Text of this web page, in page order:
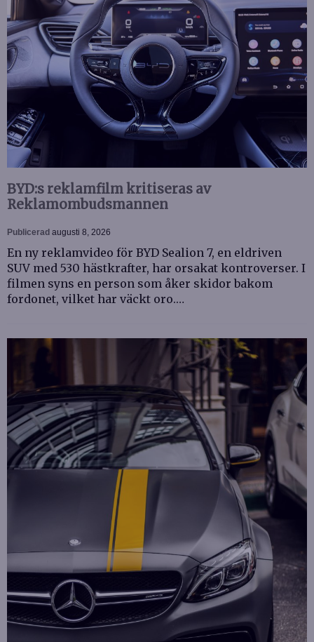
BYD:s reklamfilm kritiseras av
Reklamombudsmannen
Publicerad augusti 8, 2026
En ny reklamvideo för BYD Sealion 7, en eldriven
SUV med 530 hästkrafter, har orsakat kontroverser. I
filmen syns en person som åker skidor bakom
fordonet, vilket har väckt oro.…